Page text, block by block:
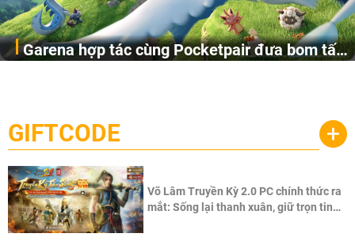
Garena hợp tác cùng Pocketpair đưa bom tấn
cầu, theo giấy phép chính thức từ công ty game Nhật Bản
Pocketpair, Inc.
GIFTCODE +
Võ Lâm Truyền Kỳ 2.0 PC chính thức ra
mắt: Sống lại thanh xuân, giữ trọn tinh